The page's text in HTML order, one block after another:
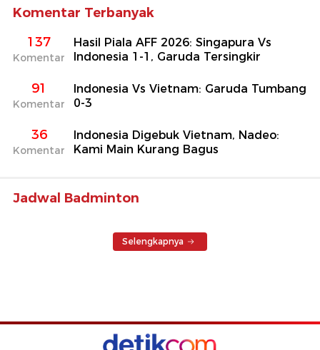
Komentar Terbanyak
137
Komentar
Hasil Piala AFF 2026: Singapura Vs
Indonesia 1-1, Garuda Tersingkir
91
Komentar
Indonesia Vs Vietnam: Garuda Tumbang
0-3
36
Komentar
Indonesia Digebuk Vietnam, Nadeo:
Kami Main Kurang Bagus
Jadwal Badminton
Selengkapnya